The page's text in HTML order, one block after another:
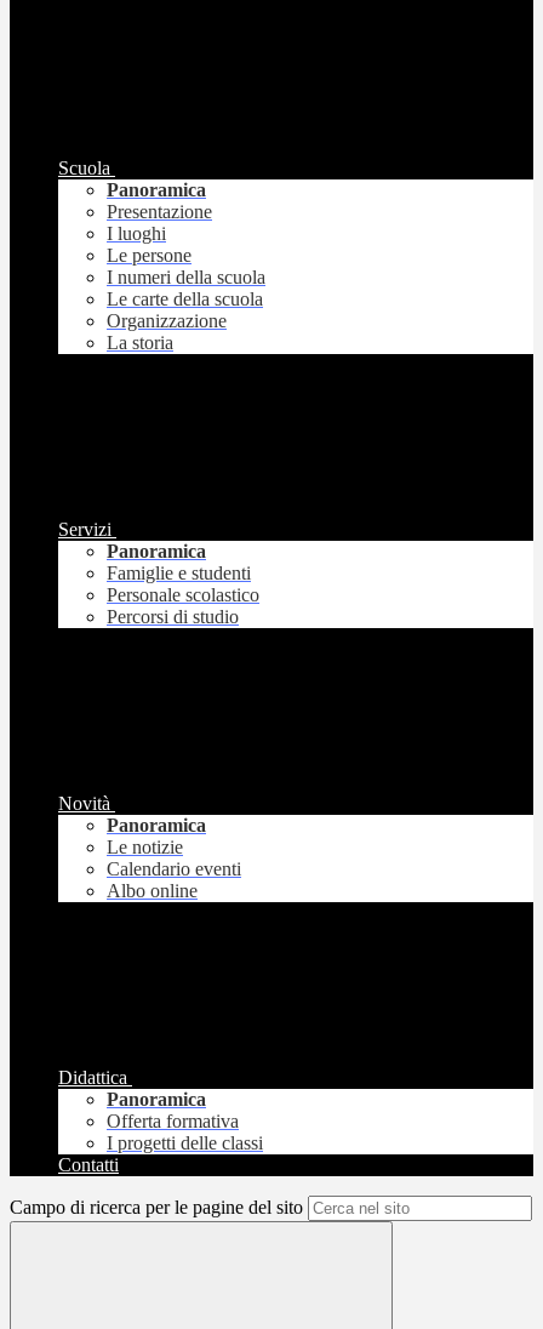
Scuola
Panoramica
Presentazione
I luoghi
Le persone
I numeri della scuola
Le carte della scuola
Organizzazione
La storia
Servizi
Panoramica
Famiglie e studenti
Personale scolastico
Percorsi di studio
Novità
Panoramica
Le notizie
Calendario eventi
Albo online
Didattica
Panoramica
Offerta formativa
I progetti delle classi
Contatti
Campo di ricerca per le pagine del sito